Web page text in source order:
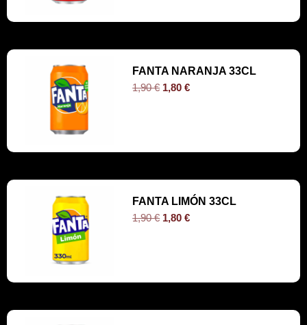
FANTA NARANJA 33CL
1,90€ 1,80€
FANTA LIMÓN 33CL
1,90€ 1,80€